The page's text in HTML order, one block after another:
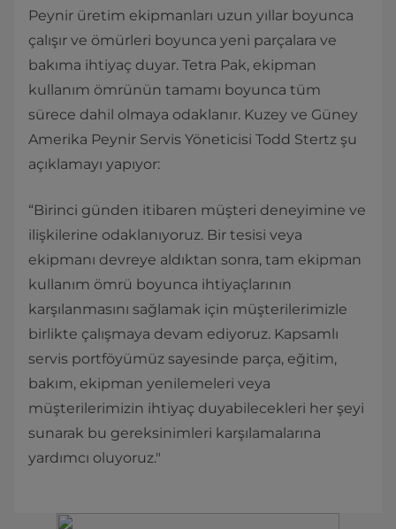
Peynir üretim ekipmanları uzun yıllar boyunca
çalışır ve ömürleri boyunca yeni parçalara ve
bakıma ihtiyaç duyar. Tetra Pak, ekipman
kullanım ömrünün tamamı boyunca tüm
sürece dahil olmaya odaklanır. Kuzey ve Güney
Amerika Peynir Servis Yöneticisi Todd Stertz şu
açıklamayı yapıyor:
“Birinci günden itibaren müşteri deneyimine ve
ilişkilerine odaklanıyoruz. Bir tesisi veya
ekipmanı devreye aldıktan sonra, tam ekipman
kullanım ömrü boyunca ihtiyaçlarının
karşılanmasını sağlamak için müşterilerimizle
birlikte çalışmaya devam ediyoruz. Kapsamlı
servis portföyümüz sayesinde parça, eğitim,
bakım, ekipman yenilemeleri veya
müşterilerimizin ihtiyaç duyabilecekleri her şeyi
sunarak bu gereksinimleri karşılamalarına
yardımcı oluyoruz."